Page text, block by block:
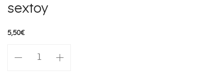
sextoy
5,50€